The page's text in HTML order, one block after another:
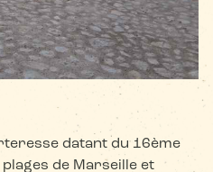
datant du 16ème
de Marseille et